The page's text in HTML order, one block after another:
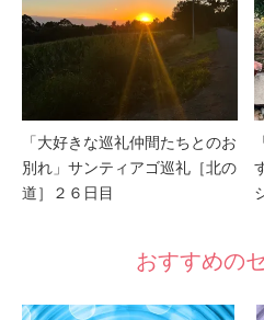
「大好きな巡礼仲間たちとのお
別れ」サンティアゴ巡礼［北の
道］２６日目
おすすめの